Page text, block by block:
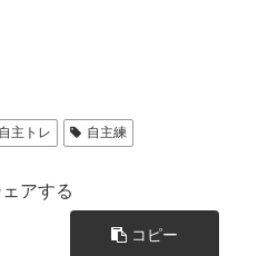
自主トレ 自主練
ェアする
コピー